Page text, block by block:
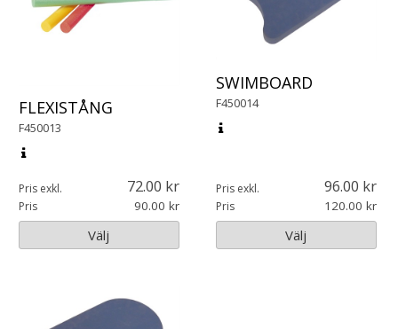
FLEXISTÅNG
F450013
Pris exkl. 72.00
Pris 90.00
Välj
SWIMBOARD
F450014
Pris exkl. 96.00
Pris 120.00
Välj